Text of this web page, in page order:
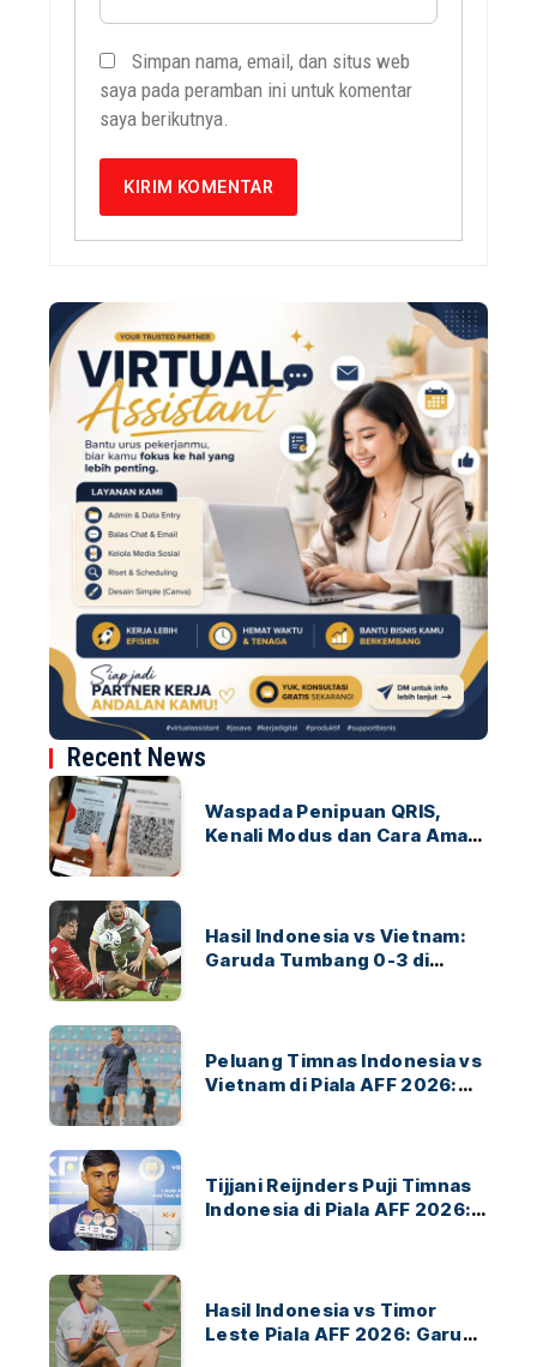
Simpan nama, email, dan situs web
saya pada peramban ini untuk komentar
saya berikutnya.
Recent News
Waspada Penipuan QRIS,
Kenali Modus dan Cara Aman
Hasil Indonesia vs Vietnam:
Garuda Tumbang 0-3 di
Peluang Timnas Indonesia vs
Vietnam di Piala AFF 2026:
Tijjani Reijnders Puji Timnas
Indonesia di Piala AFF 2026:
Hasil Indonesia vs Timor
Leste Piala AFF 2026: Garuda